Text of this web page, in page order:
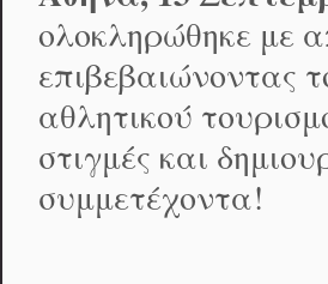
ολοκληρώθηκε με
επιβεβαιώνοντας
αθλητικού
στιγμές και
συμμετέχοντα!